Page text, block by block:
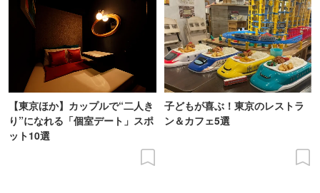
【東京ほか】カップルで“二人き
り”になれる「個室デート」スポ
ット10選
子どもが喜ぶ！東京のレストラ
ン＆カフェ5選